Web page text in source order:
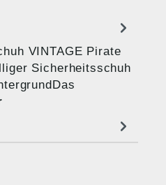
VINTAGE Pirate
Sicherheitsschuh